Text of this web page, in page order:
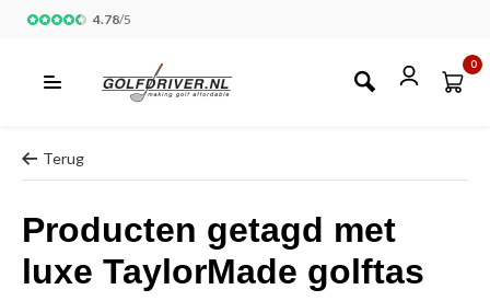
4.78/5
0
Terug
Producten getagd met
luxe TaylorMade golftas